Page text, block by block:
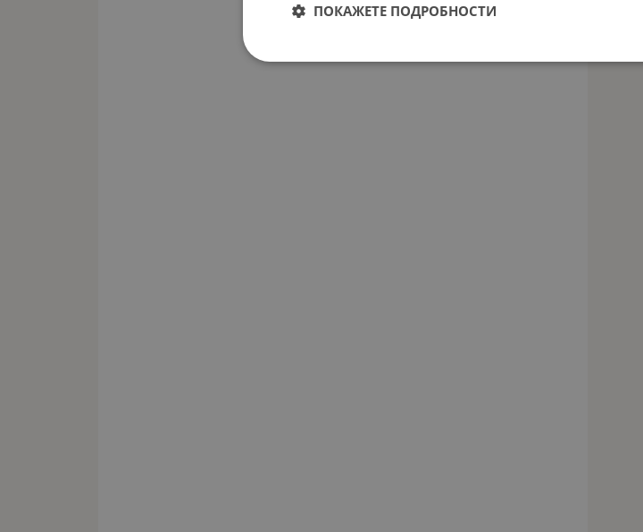
ПОКАЖЕТЕ ПОДРОБНОСТИ